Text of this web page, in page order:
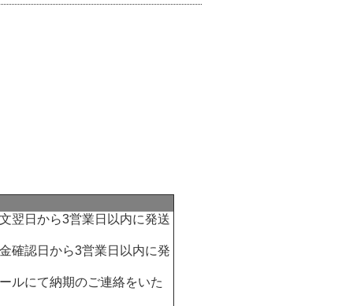
翌日から3営業日以内に発送
確認日から3営業日以内に発
ルにて納期のご連絡をいた